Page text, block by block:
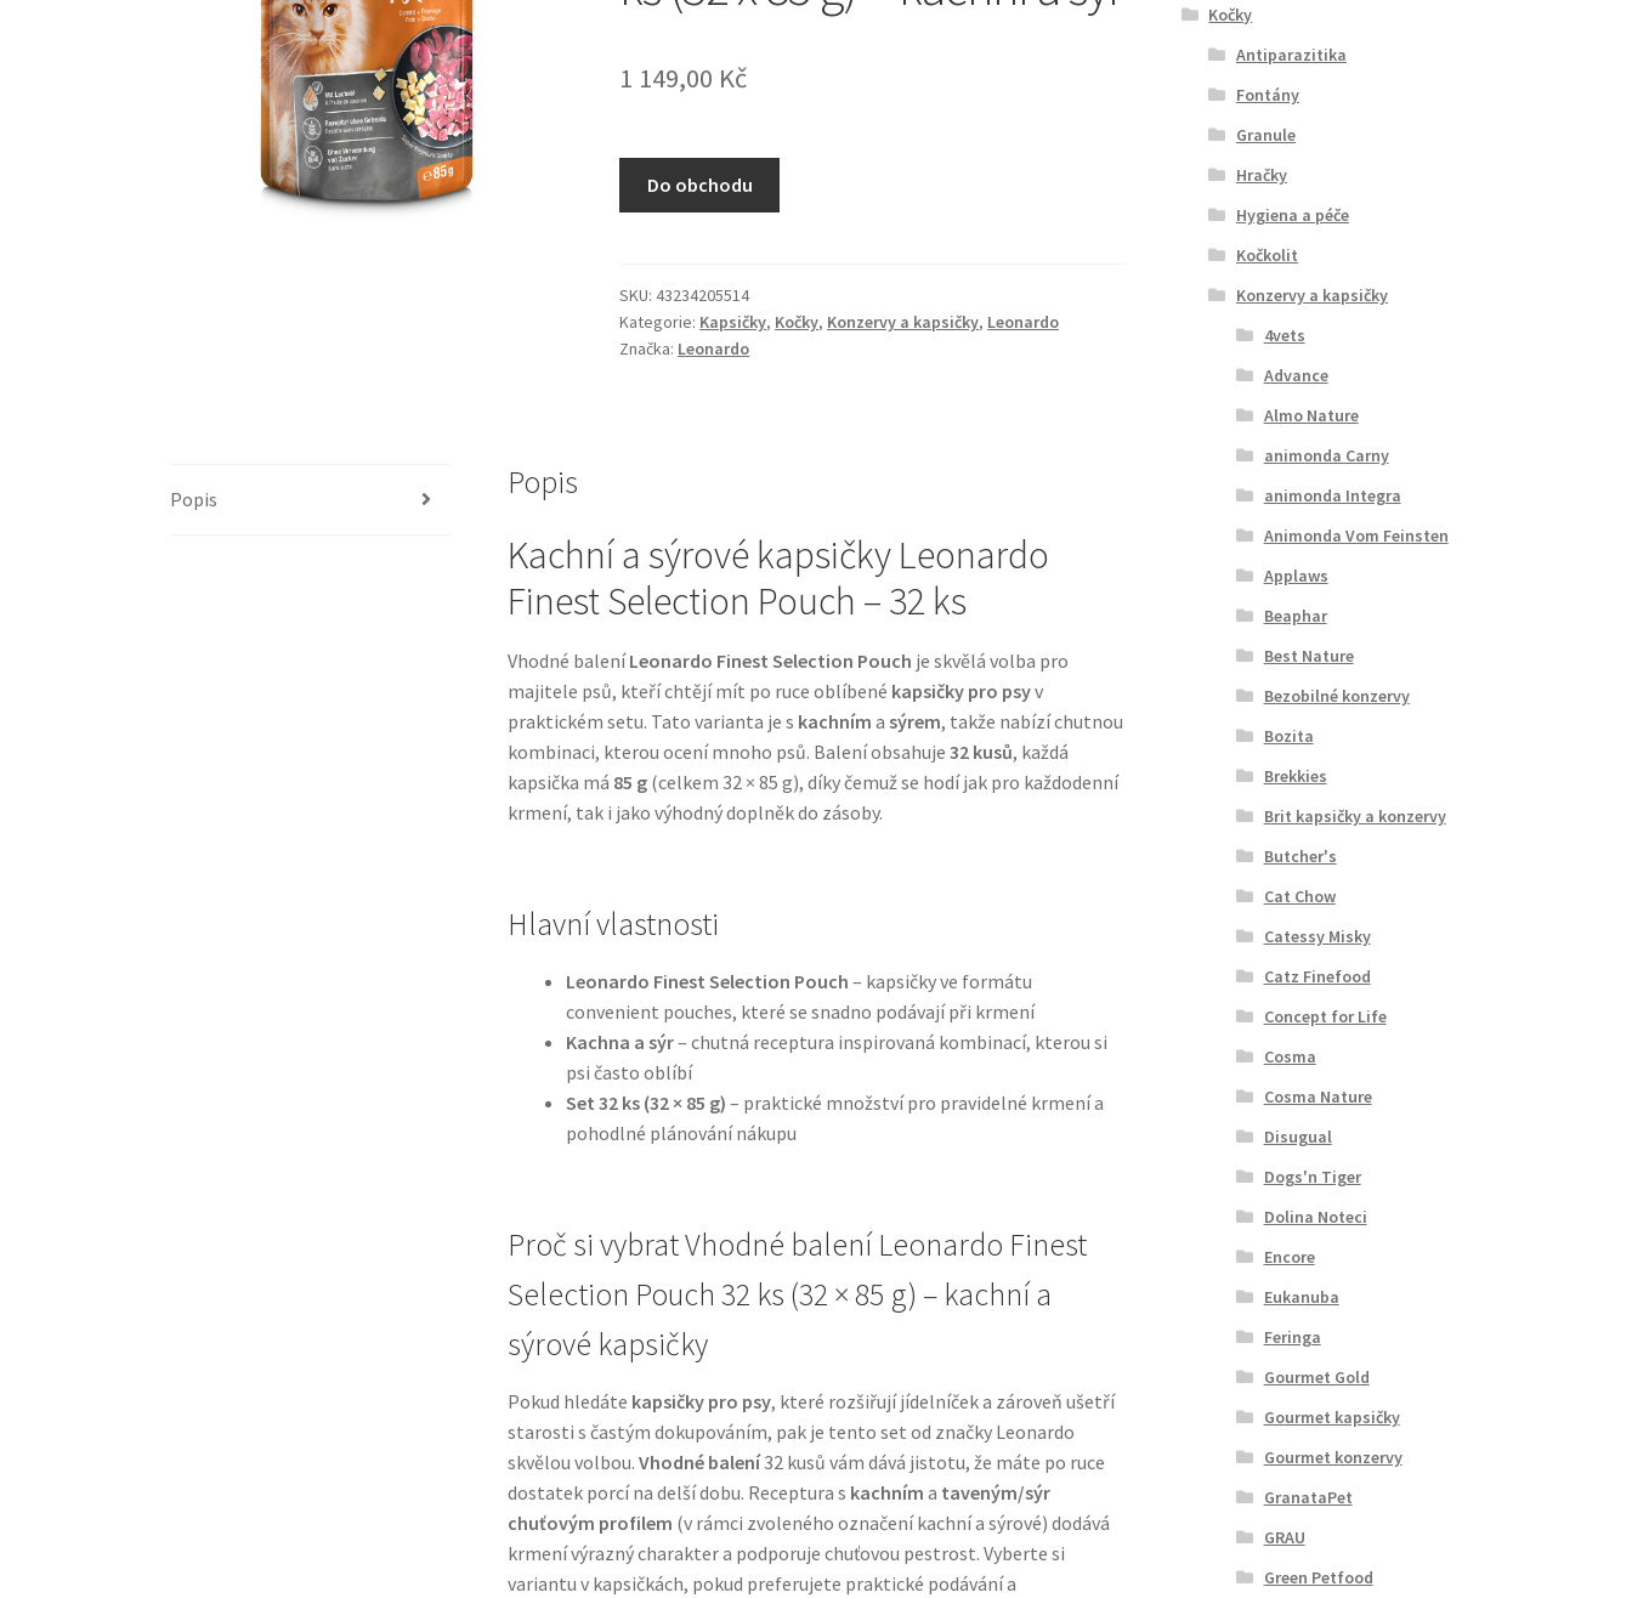
1 149,00 Kč
Do obchodu
SKU:43234205514
Kategorie: Kapsičky, Kočky, Konzervy a kapsičky, Leonardo
Značka: Leonardo
Popis Popis
Kachní a sýrové kapsičky Leonardo
Finest Selection Pouch – 32 ks
Vhodné baleníLeonardo Finest Selection Pouch je skvělá volba pro
majitele psů, kteří chtějí mít po ruce oblíbené kapsičky pro psyv
praktickém setu. Tato varianta je s kachním a sýrem, takže nabízí chutnou
kombinaci, kterou ocení mnoho psů. Balení obsahuje 32 kusů, každá
kapsička má 85 g(celkem 32 × 85 g), díky čemuž se hodí jak pro každodenní
krmení, tak i jako výhodný doplněk do zásoby.
Hlavní vlastnosti
Leonardo Finest Selection Pouch – kapsičky ve formátu
convenient pouches, které se snadno podávají při krmení
Kachna a sýr– chutná receptura inspirovaná kombinací, kterou si
psi často oblíbí
Set 32 ks (32 × 85 g) – praktické množství pro pravidelné krmení a
pohodlné plánování nákupu
Proč si vybrat Vhodné balení Leonardo Finest
Selection Pouch 32 ks (32 × 85 g) – kachní a
sýrové kapsičky
Pokud hledáte kapsičky pro psy, které rozšiřují jídelníček a zároveň ušetří
starosti s častým dokupováním, pak je tento set od značky Leonardo
skvělou volbou. Vhodné balení32 kusů vám dává jistotu, že máte po ruce
dostatek porcí na delší dobu. Receptura s kachním a taveným/sýr
chuťovým profilem (v rámci zvoleného označení kachní a sýrové) dodává
krmení výrazný charakter a podporuje chuťovou pestrost. Vyberte si
variantu v kapsičkách, pokud preferujete praktické podávání a
Kočky
Antiparazitika
Fontány
Granule
Hračky
Hygiena a péče
Kočkolit
Konzervy a kapsičky
4vets
Advance
Almo Nature
animonda Carny
animonda Integra
Animonda Vom Feinsten
Applaws
Beaphar
Best Nature
Bezobilné konzervy
Bozita
Brekkies
Brit kapsičky a konzervy
Butcher's
Cat Chow
Catessy Misky
Catz Finefood
Concept for Life
Cosma
Cosma Nature
Disugual
Dogs'n Tiger
Dolina Noteci
Encore
Eukanuba
Feringa
Gourmet Gold
Gourmet kapsičky
Gourmet konzervy
GranataPet
GRAU
Green Petfood